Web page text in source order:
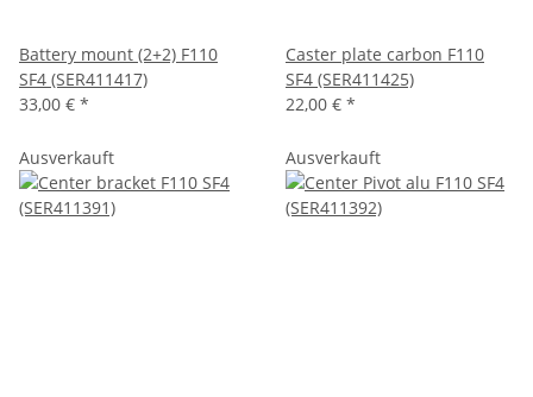
Battery mount (2+2) F110
SF4 (SER411417)
33,00 € *
Caster plate carbon F110
SF4 (SER411425)
22,00 € *
Ausverkauft Ausverkauft